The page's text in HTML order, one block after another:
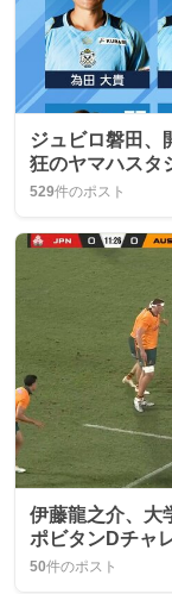
ジュビロ磐田、
狂のヤマハスタ
529件のポスト
伊藤龍之介、
ポビタンDチャ
50件のポスト